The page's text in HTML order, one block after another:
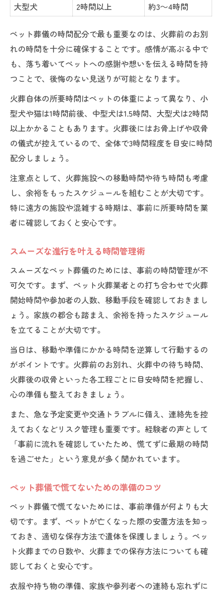
大型犬
2時間以上 約3～4時間
ペット葬儀の時間配分で最も重要なのは、火葬前のお別
れの時間を十分に確保することです。感情が高ぶる中で
も、落ち着いてペットへの感謝や想いを伝える時間を持
つことで、後悔のない見送りが可能となります。
火葬自体の所要時間はペットの体重によって異なり、小
型犬や猫は1時間前後、中型犬は1.5時間、大型犬は2時間
以上かかることもあります。火葬後にはお骨上げや収骨
の儀式が控えているので、全体で3時間程度を目安に時間
配分しましょう。
注意点として、火葬施設への移動時間や待ち時間も考慮
し、余裕をもったスケジュールを組むことが大切です。
特に遠方の施設や混雑する時期は、事前に所要時間を業
者に確認しておくと安心です。
スムーズな進行を叶える時間管理術
スムーズなペット葬儀のためには、事前の時間管理が不
可欠です。まず、ペット火葬業者との打ち合わせで火葬
開始時間や参加者の人数、移動手段を確認しておきまし
ょう。家族の都合も踏まえ、余裕を持ったスケジュール
を立てることが大切です。
当日は、移動や準備にかかる時間を逆算して行動するの
がポイントです。火葬前のお別れ、火葬中の待ち時間、
火葬後の収骨といった各工程ごとに目安時間を把握し、
心の準備も整えておきましょう。
また、急な予定変更や交通トラブルに備え、連絡先を控
えておくなどリスク管理も重要です。経験者の声として
「事前に流れを確認していたため、慌てずに最期の時間
を過ごせた」という意見が多く聞かれています。
ペット葬儀で慌てないための準備のコツ
ペット葬儀で慌てないためには、事前準備が何よりも大
切です。まず、ペットが亡くなった際の安置方法を知っ
ておき、適切な保存方法で遺体を保護しましょう。ペッ
ト火葬までの日数や、火葬までの保存方法についても確
認しておくと安心です。
衣服や持ち物の準備、家族や参列者への連絡も忘れずに